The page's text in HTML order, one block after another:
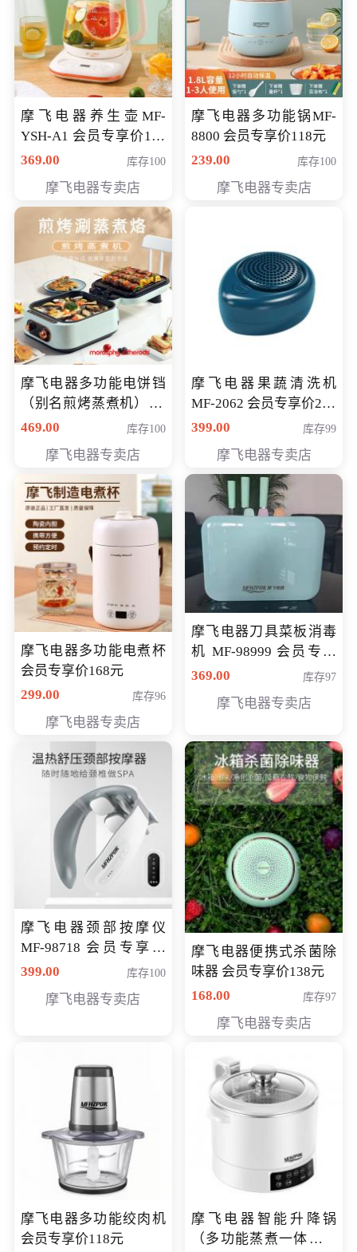
摩飞电器养生壶MF-
YSH-A1 会员专享价198
元
369.00 库存100
摩飞电器专卖店
摩飞电器多功能锅MF-
8800 会员专享价118元
239.00
库存100
摩飞电器专卖店
摩飞电器多功能电饼铛
（别名煎烤蒸煮机） 型
号MF-8888B 会员专享
469.00 库存100
摩飞电器专卖店
摩飞电器果蔬清洗机
MF-2062 会员专享价268
元
399.00 库存99
摩飞电器专卖店
摩飞电器多功能电煮杯
会员专享价168元
299.00
库存96
摩飞电器专卖店
摩飞电器刀具菜板消毒
机 MF-98999 会员专享
价286元
369.00 库存97
摩飞电器专卖店
摩飞电器颈部按摩仪
MF-98718 会员专享价
299元
399.00 库存100
摩飞电器专卖店
摩飞电器便携式杀菌除
味器 会员专享价138元
168.00
库存97
摩飞电器专卖店
摩飞电器多功能绞肉机
会员专享价118元
摩飞电器智能升降锅
（多功能蒸煮一体锅）